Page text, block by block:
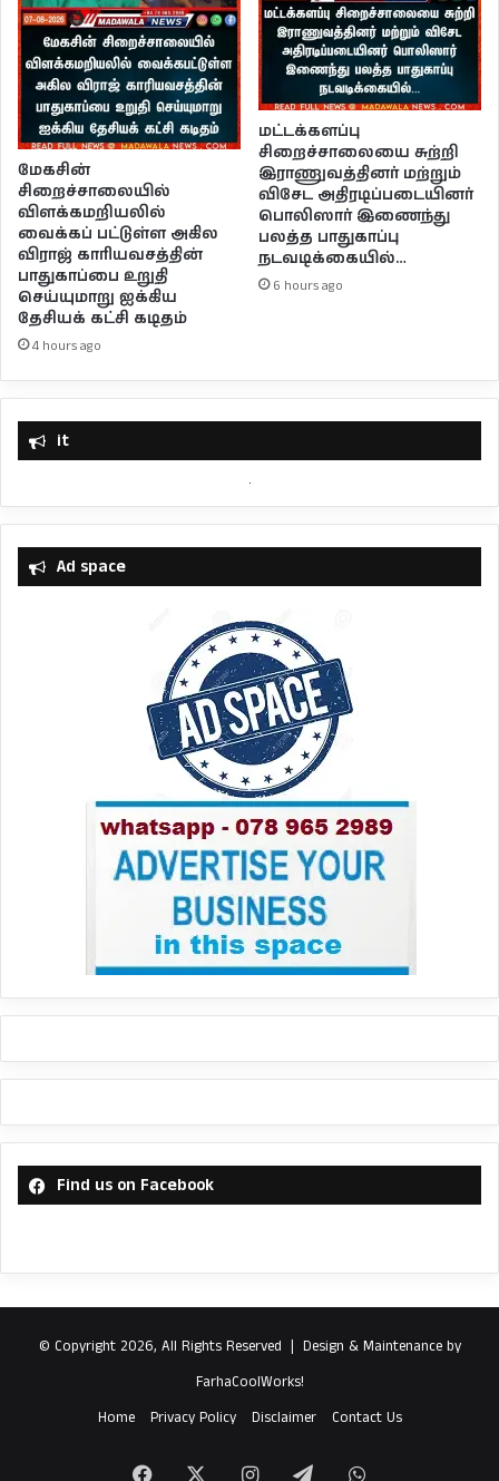
மேகசின்
சிறைச்சாலையில்
விளக்கமறியலில்
வைக்கப் பட்டுள்ள அகில
விராஜ் காரியவசத்தின்
பாதுகாப்பை உறுதி
செய்யுமாறு ஐக்கிய
தேசியக் கட்சி கடிதம்
4 hours ago
மட்டக்களப்பு
சிறைச்சாலையை சுற்றி
இராணுவத்தினர் மற்றும்
விசேட அதிரடிப்படையினர்
பொலிஸார் இணைந்து
பலத்த பாதுகாப்பு
நடவடிக்கையில்…
6 hours ago
it
Ad space
Find us on Facebook
© Copyright 2026, All Rights Reserved | Design & Maintenance by
FarhaCoolWorks!
Home
Privacy Policy Disclaimer Contact Us
Facebook InstagramTelegramWhatsApp